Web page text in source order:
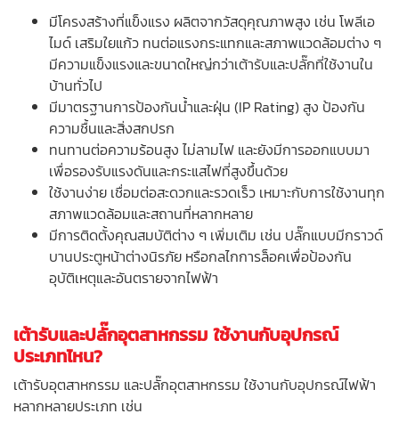
มีโครงสร้างที่แข็งแรง ผลิตจากวัสดุคุณภาพสูง เช่น โพลีเอ
ไมด์ เสริมใยแก้ว ทนต่อแรงกระแทกและสภาพแวดล้อมต่าง ๆ
มีความแข็งแรงและขนาดใหญ่กว่าเต้ารับและปลั๊กที่ใช้งานใน
บ้านทั่วไป
มีมาตรฐานการป้องกันน้ำและฝุ่น (IP Rating) สูง ป้องกัน
ความชื้นและสิ่งสกปรก
ทนทานต่อความร้อนสูง ไม่ลามไฟ และยังมีการออกแบบมา
เพื่อรองรับแรงดันและกระแสไฟที่สูงขึ้นด้วย
ใช้งานง่าย เชื่อมต่อสะดวกและรวดเร็ว เหมาะกับการใช้งานทุก
สภาพแวดล้อมและสถานที่หลากหลาย
มีการติดตั้งคุณสมบัติต่าง ๆ เพิ่มเติม เช่น ปลั๊กแบบมีกราวด์
บานประตูหน้าต่างนิรภัย หรือกลไกการล็อคเพื่อป้องกัน
อุบัติเหตุและอันตรายจากไฟฟ้า
เต้ารับและปลั๊กอุตสาหกรรม ใช้งานกับอุปกรณ์
ประเภทไหน?
เต้ารับอุตสาหกรรม และปลั๊กอุตสาหกรรม ใช้งานกับอุปกรณ์ไฟฟ้า
หลากหลายประเภท เช่น